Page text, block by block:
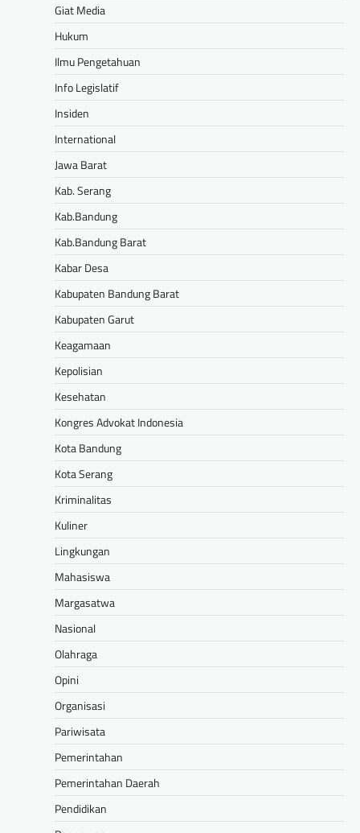
Giat Media
Hukum
Ilmu Pengetahuan
Info Legislatif
Insiden
International
Jawa Barat
Kab. Serang
Kab.Bandung
Kab.Bandung Barat
Kabar Desa
Kabupaten Bandung Barat
Kabupaten Garut
Keagamaan
Kepolisian
Kesehatan
Kongres Advokat Indonesia
Kota Bandung
Kota Serang
Kriminalitas
Kuliner
Lingkungan
Mahasiswa
Margasatwa
Nasional
Olahraga
Opini
Organisasi
Pariwisata
Pemerintahan
Pemerintahan Daerah
Pendidikan